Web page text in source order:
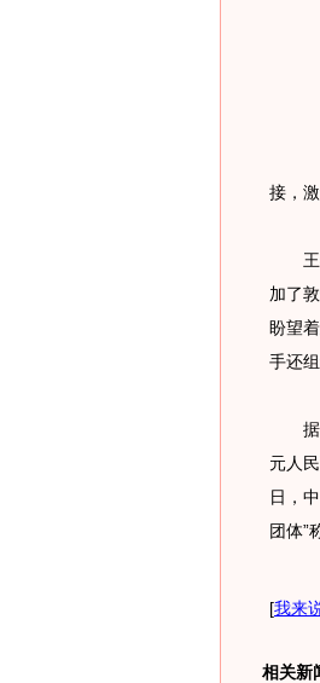
接，
王燕
加了
盼望
手还
据了
元人
日，
团体”
[我来
相关新